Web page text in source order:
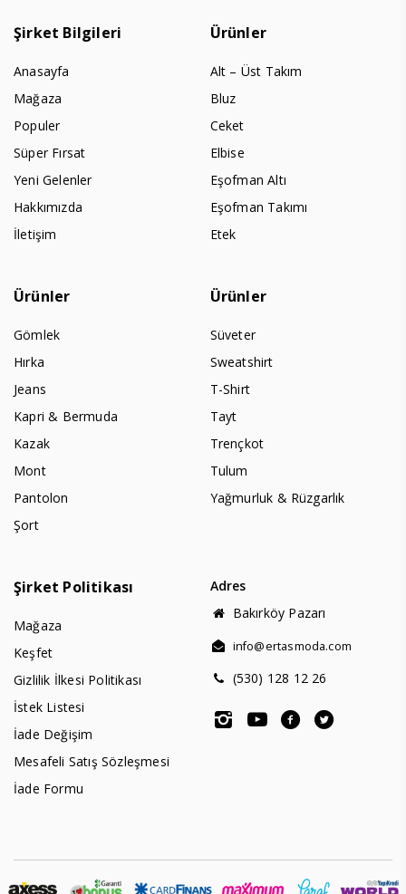
Şirket Bilgileri
Anasayfa
Mağaza
Populer
Süper Fırsat
Yeni Gelenler
Hakkımızda
İletişim
Ürünler
Alt – Üst Takım
Bluz
Ceket
Elbise
Eşofman Altı
Eşofman Takımı
Etek
Ürünler
Gömlek
Hırka
Jeans
Kapri & Bermuda
Kazak
Mont
Pantolon
Şort
Ürünler
Süveter
Sweatshirt
T-Shirt
Tayt
Trençkot
Tulum
Yağmurluk & Rüzgarlık
Şirket Politikası
Mağaza
Keşfet
Gizlilik İlkesi Politikası
İstek Listesi
İade Değişim
Mesafeli Satış Sözleşmesi
İade Formu
Adres
Bakırköy Pazarı
info@ertasmoda.com
(530) 128 12 26